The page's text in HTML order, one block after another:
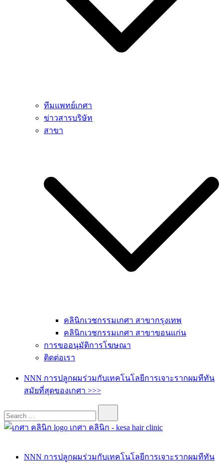
ทีมแพทย์เกศา
ข่าวสารบริษัท
สาขา
คลินิกเวชกรรมเกศา สาขากรุงเทพ
คลินิกเวชกรรมเกศา สาขาขอนแก่น
การขออนุมัติการโฆษณา
ติดต่อเรา
NNN การปลูกผมร่วมกับเทคโนโลยีการเจาะรากผมทีทัน
สมัยที่สุดของเกศา >>>
NNN การปลูกผมร่วมกับเทคโนโลยีการเจาะรากผมทีทัน